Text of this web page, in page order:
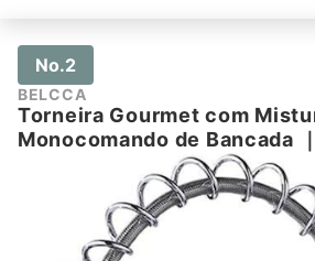
No.2
BELCCA
Torneira Gourmet com
Monocomando de Bancada